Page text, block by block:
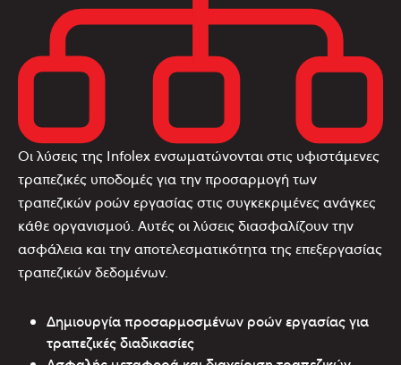
Οι λύσεις της Infolex ενσωματώνονται στις υφιστάμενες
τραπεζικές υποδομές για την προσαρμογή των
τραπεζικών ροών εργασίας στις συγκεκριμένες ανάγκες
κάθε οργανισμού. Αυτές οι λύσεις διασφαλίζουν την
ασφάλεια και την αποτελεσματικότητα της επεξεργασίας
τραπεζικών δεδομένων.
Δημιουργία προσαρμοσμένων ροών εργασίας για
τραπεζικές διαδικασίες